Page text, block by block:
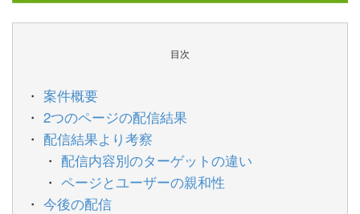
目次
案件概要
2つのページの配信結果
配信結果より考察
配信内容別のターゲットの違い
ページとユーザーの親和性
今後の配信